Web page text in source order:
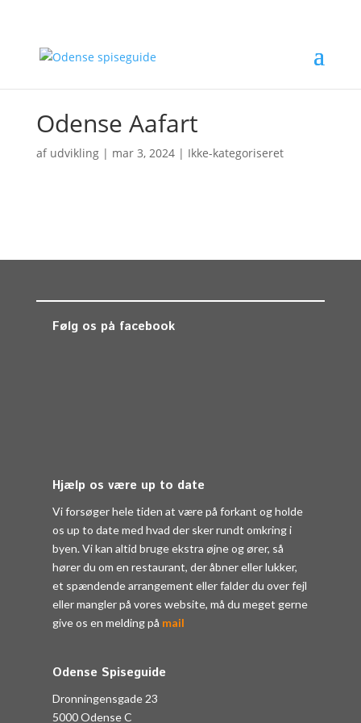
Odense Aafart
af udvikling| mar 3, 2024| Ikke-kategoriseret
Følg os på facebook
Hjælp os være up to date
Vi forsøger hele tiden at være på forkant og holde
os up to date med hvad der sker rundt omkring i
byen. Vi kan altid bruge ekstra øjne og ører, så
hører du om en restaurant, der åbner eller lukker,
et spændende arrangement eller falder du over fejl
eller mangler på vores website, må du meget gerne
give os en melding på mail
Odense Spiseguide
Dronningensgade 23
5000 Odense C